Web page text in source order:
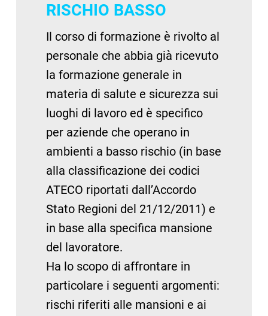
RISCHIO BASSO
Il corso di formazione è rivolto al
personale che abbia già ricevuto
la formazione generale in
materia di salute e sicurezza sui
luoghi di lavoro ed è specifico
per aziende che operano in
ambienti a basso rischio (in base
alla classificazione dei codici
ATECO riportati dall’Accordo
Stato Regioni del 21/12/2011) e
in base alla specifica mansione
del lavoratore.
Ha lo scopo di affrontare in
particolare i seguenti argomenti:
rischi riferiti alle mansioni e ai